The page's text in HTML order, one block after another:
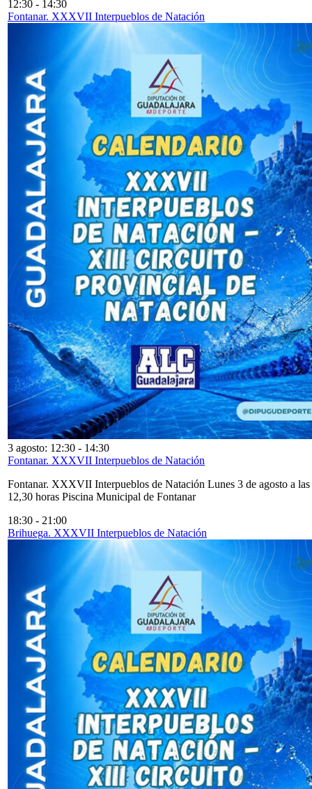
12:30 - 14:30
Fontanar. XXXVII Interpueblos de Natación
3 agosto: 12:30 - 14:30
Fontanar. XXXVII Interpueblos de Natación
Fontanar. XXXVII Interpueblos de Natación Lunes 3 de agosto a las
12,30 horas Piscina Municipal de Fontanar
18:30 - 21:00
Brihuega. XXXVII Interpueblos de Natación